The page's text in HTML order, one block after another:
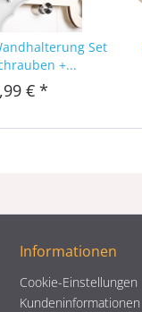
Set
+...
€ *
Informationen
Cookie-Einstellungen
Kundeninformationen